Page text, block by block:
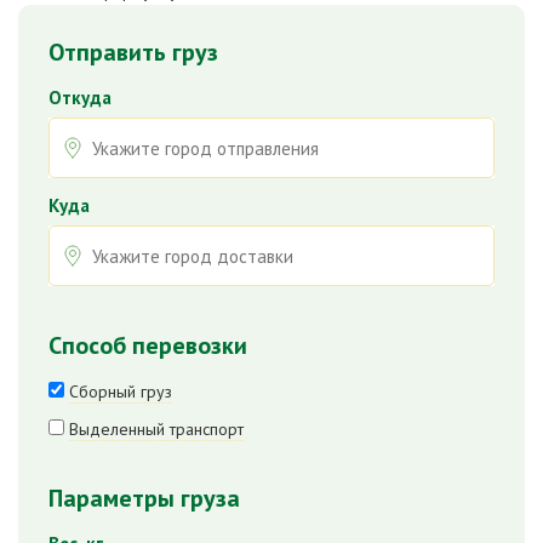
Отправить груз
Откуда
Куда
Способ перевозки
Сборный груз
Выделенный транспорт
Параметры груза